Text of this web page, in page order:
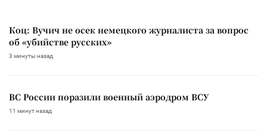
Коц: Вучич не осек немецкого журналиста за вопрос
об «убийстве русских»
3 минуты назад
ВС России поразили военный аэродром ВСУ
11 минут назад